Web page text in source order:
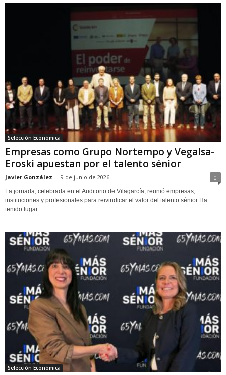
Selección Económica
Empresas como Grupo Nortempo y Vegalsa-
Eroski apuestan por el talento sénior
Javier González - 9 de junio de 2026 0
La jornada, celebrada en el Auditorio de Vilagarcía, reunió empresas,
instituciones y profesionales para reivindicar el valor del talento sénior Ha
tenido lugar...
Selección Económica